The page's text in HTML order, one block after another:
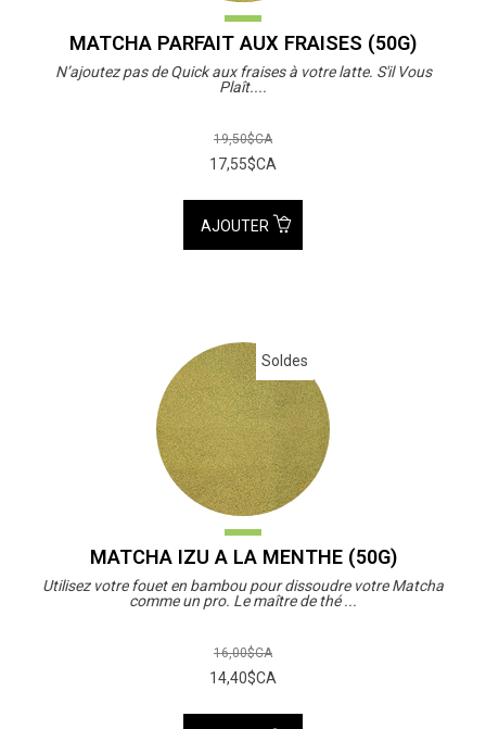
MATCHA PARFAIT AUX FRAISES (50G)
N’ajoutez pas de Quick aux fraises à votre latte. S'il Vous
Plaît....
19,50$CA
17,55$CA
AJOUTER
Soldes
MATCHA IZU A LA MENTHE (50G)
Utilisez votre fouet en bambou pour dissoudre votre Matcha
comme un pro. Le maître de thé ...
16,00$CA
14,40$CA